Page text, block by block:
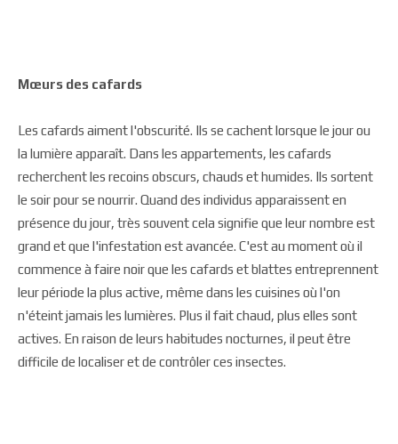
Mœurs des cafards
Les cafards aiment l'obscurité. Ils se cachent lorsque le jour ou
la lumière apparaît. Dans les appartements, les cafards
recherchent les recoins obscurs, chauds et humides. Ils sortent
le soir pour se nourrir. Quand des individus apparaissent en
présence du jour, très souvent cela signifie que leur nombre est
grand et que l'infestation est avancée. C'est au moment où il
commence à faire noir que les cafards et blattes entreprennent
leur période la plus active, même dans les cuisines où l'on
n'éteint jamais les lumières. Plus il fait chaud, plus elles sont
actives. En raison de leurs habitudes nocturnes, il peut être
difficile de localiser et de contrôler ces insectes.